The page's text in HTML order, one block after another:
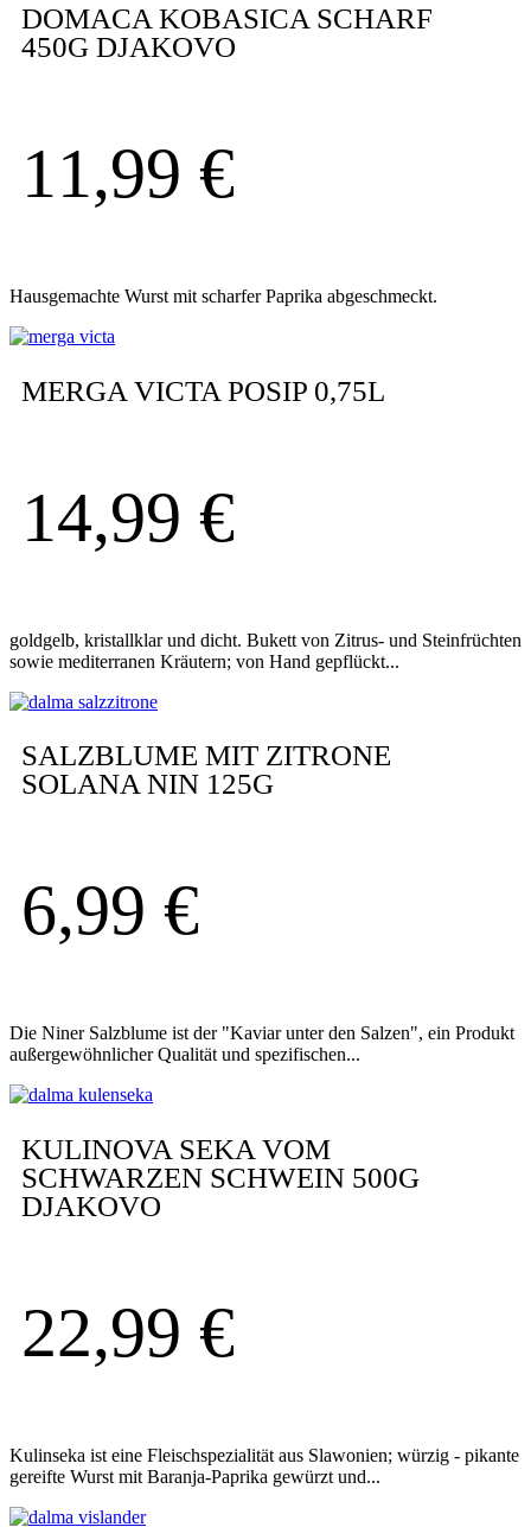
DOMACA KOBASICA SCHARF
450G DJAKOVO
11,99 €
Hausgemachte Wurst mit scharfer Paprika abgeschmeckt.
MERGA VICTA POSIP 0,75L
14,99 €
goldgelb, kristallklar und dicht. Bukett von Zitrus- und Steinfrüchten
sowie mediterranen Kräutern; von Hand gepflückt...
SALZBLUME MIT ZITRONE
SOLANA NIN 125G
6,99 €
Die Niner Salzblume ist der "Kaviar unter den Salzen", ein Produkt
außergewöhnlicher Qualität und spezifischen...
KULINOVA SEKA VOM
SCHWARZEN SCHWEIN 500G
DJAKOVO
22,99 €
Kulinseka ist eine Fleischspezialität aus Slawonien; würzig - pikante
gereifte Wurst mit Baranja-Paprika gewürzt und...